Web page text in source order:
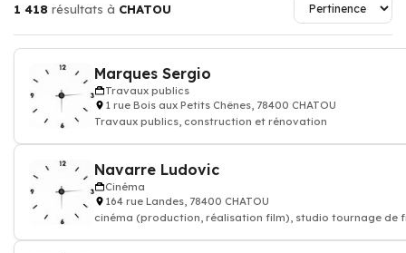
1 418 résultats à CHATOU
Marques Sergio
Travaux publics
1 rue Bois aux Petits Chênes, 78400 CHATOU
Travaux publics, construction et rénovation
Navarre Ludovic
Cinéma
164 rue Landes, 78400 CHATOU
cinéma (production, réalisation film), studio tournage de